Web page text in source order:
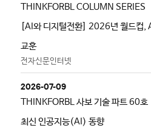
THINKFORBL COLUMN SERIES
[AI와 디지털전환] 2026년 월드컵,
교훈
전자신문인터넷
2026-07-09
THINKFORBL 사보 기술 파트 60호
최신 인공지능(AI) 동향